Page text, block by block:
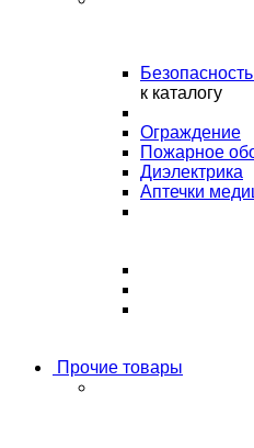
к каталогу
Ограждение
Пожарное
Диэлектрика
Аптечки
Прочие товары